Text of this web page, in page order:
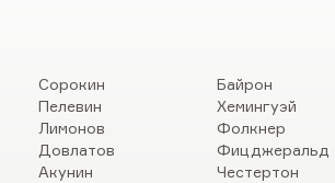
Сорокин
Пелевин
Лимонов
Довлатов
Акунин
Байрон
Хемингуэй
Фолкнер
Фицджеральд
Честертон